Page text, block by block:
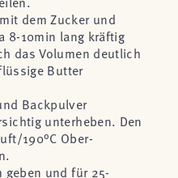
dem Zucker und
8-10min lang kräftig
das Volumen deutlich
Butter
Backpulver
unterheben. Den
190°C Ober-
geben und für 25-